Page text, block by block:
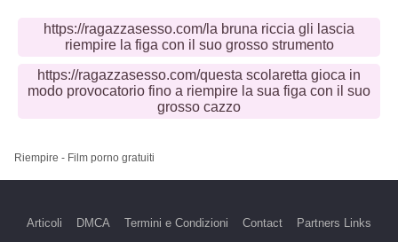
https://ragazzasesso.com/la bruna riccia gli lascia
riempire la figa con il suo grosso strumento
https://ragazzasesso.com/questa scolaretta gioca in
modo provocatorio fino a riempire la sua figa con il suo
grosso cazzo
Riempire - Film porno gratuiti
Articoli DMCA Termini e Condizioni Contact Partners Links